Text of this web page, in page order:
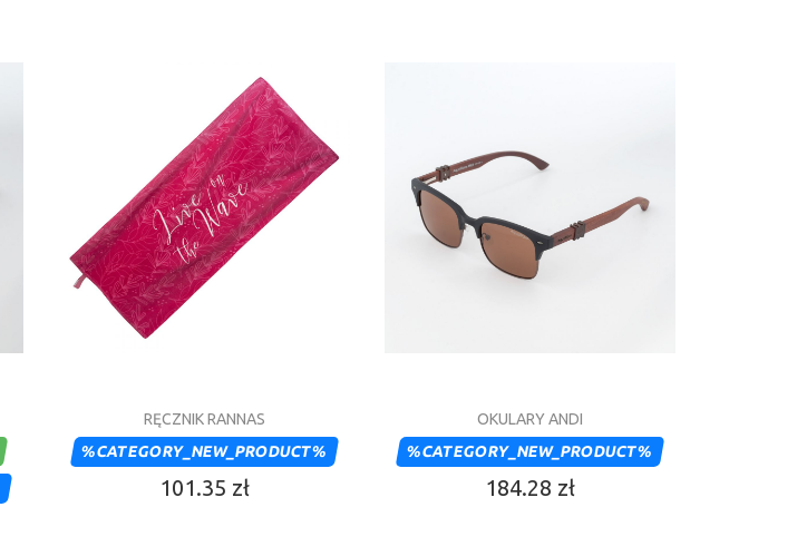
RĘCZNIK RANNAS
%CATEGORY_NEW_PRODUCT%
101.35 zł
OKULARY ANDI
%CATEGORY_NEW_PRODUCT%
184.28 zł